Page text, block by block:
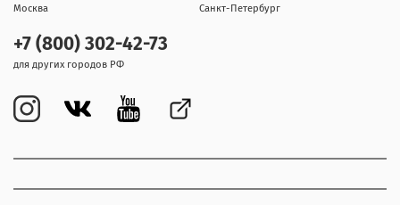
Москва Санкт-Петербург
+7 (800) 302-42-73
для других городов РФ